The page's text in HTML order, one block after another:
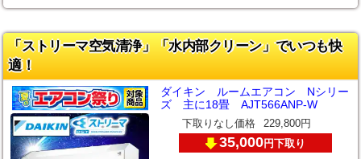
「ストリーマ空気清浄」「水内部クリーン」でいつも快
適！
ダイキン ルームエアコン Nシリー
ズ 主に18畳 AJT566ANP-W
下取りなし価格 229,800円
35,000円下取り